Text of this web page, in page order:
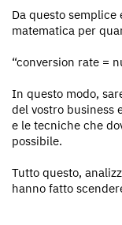
Da questo
matematica per
“conversion rate =
In questo modo,
del vostro business
e le tecniche che
possibile.
Tutto questo,
hanno fatto